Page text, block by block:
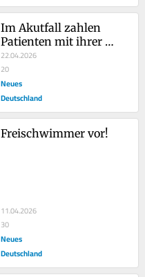
Im Akutfall zahlen
Patienten mit ihrer
Gesundheit
22.04.2026
20
Neues
Deutschland
Freischwimmer vor!
11.04.2026
30
Neues
Deutschland